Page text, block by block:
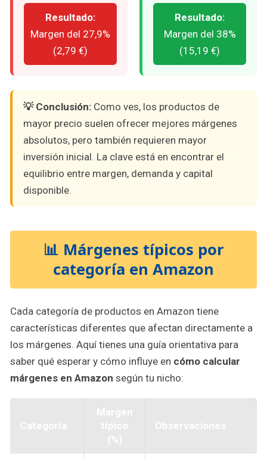
Resultado:
Margen del 27,9%
(2,79 €)
Resultado:
Margen del 38%
(15,19 €)
💡 Conclusión: Como ves, los productos de
mayor precio suelen ofrecer mejores márgenes
absolutos, pero también requieren mayor
inversión inicial. La clave está en encontrar el
equilibrio entre margen, demanda y capital
disponible.
📊 Márgenes típicos por
categoría en Amazon
Cada categoría de productos en Amazon tiene
características diferentes que afectan directamente a
los márgenes. Aquí tienes una guía orientativa para
saber qué esperar y cómo influye en cómo calcular
márgenes en Amazon según tu nicho: